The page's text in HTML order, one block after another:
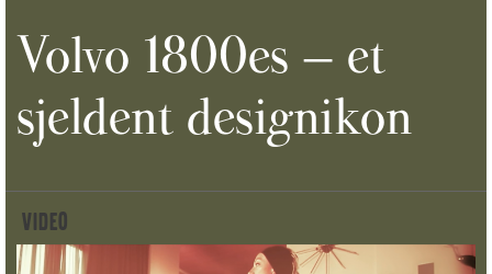
Volvo 1800es – et
sjeldent designikon
VIDEO